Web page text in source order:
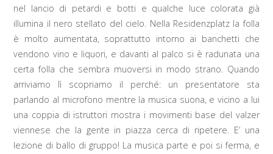
nel lancio di petardi e botti e qualche luce colorata già
illumina il nero stellato del cielo. Nella Residenzplatz la folla
è molto aumentata, soprattutto intorno ai banchetti che
vendono vino e liquori, e davanti al palco si è radunata una
certa folla che sembra muoversi in modo strano. Quando
arriviamo lì scopriamo il perché: un presentatore sta
parlando al microfono mentre la musica suona, e vicino a lui
una coppia di istruttori mostra i movimenti base del valzer
viennese che la gente in piazza cerca di ripetere. E’ una
lezione di ballo di gruppo! La musica parte e poi si ferma, e